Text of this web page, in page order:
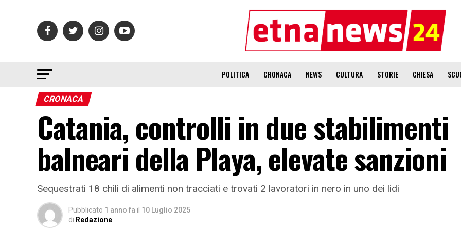
POLITICA CRONACA NEWS CULTURA STORIE CHIESA
CRONACA
Catania, controlli in due stabilimenti
balneari della Playa, elevate sanzioni
Sequestrati 18 chili di alimenti non tracciati e trovati 2 lavoratori in nero in uno dei lidi
Pubblicato 1 anno fa il 10 Luglio 2025
di Redazione